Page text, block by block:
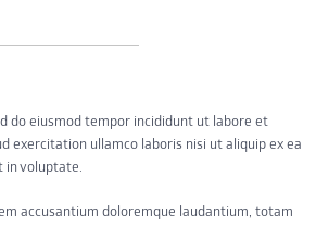
do eiusmod tempor incididunt ut labore et
exercitation ullamco laboris nisi ut aliquip ex ea
in voluptate.
accusantium doloremque laudantium, totam